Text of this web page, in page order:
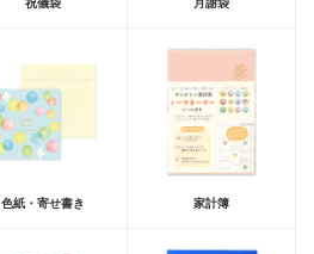
祝儀袋 月謝袋
色紙・寄せ書き 家計簿